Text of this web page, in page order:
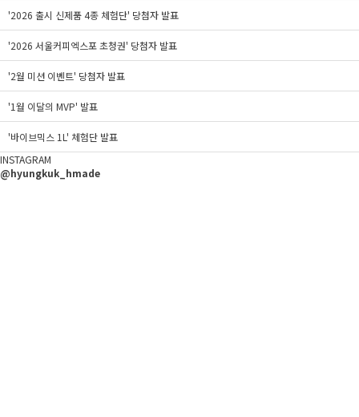
'2026 출시 신제품 4종 체험단' 당첨자 발표
'2026 서울커피엑스포 초청권' 당첨자 발표
'2월 미션 이벤트' 당첨자 발표
'1월 이달의 MVP' 발표
'바이브믹스 1L' 체험단 발표
INSTAGRAM
@hyungkuk_hmade